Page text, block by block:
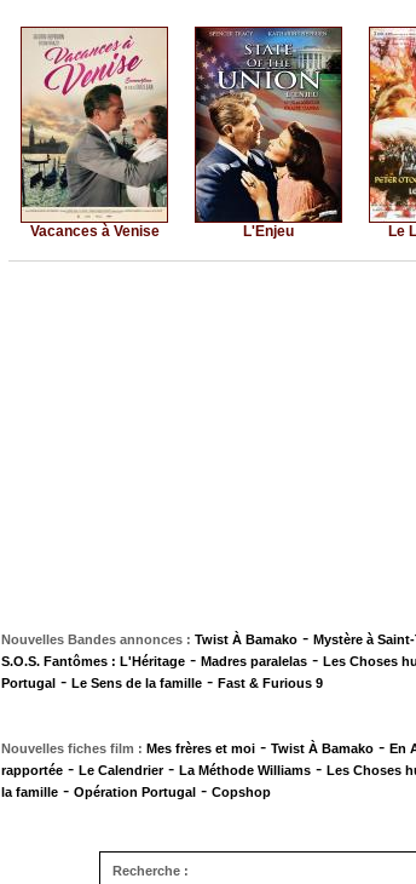
Vacances à Venise L'Enjeu Le
Nouvelles Bandes annonces : Twist À Bamako - Mystère à
S.O.S. Fantômes : L'Héritage - Madres paralelas - Les Choses
Portugal - Le Sens de la famille - Fast & Furious 9
Nouvelles fiches film : Mes frères et moi - Twist À Bamako - En
rapportée - Le Calendrier- La Méthode Williams - Les Choses
la famille - Opération Portugal - Copshop
Recherche :